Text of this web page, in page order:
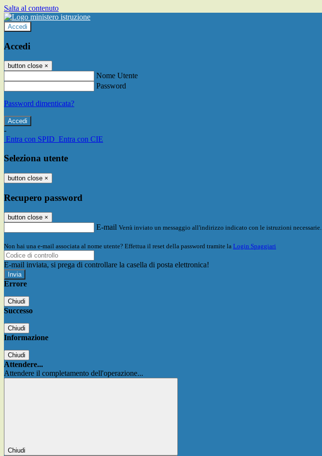
Salta al contenuto
Accedi
Accedi
button close ×
Nome Utente
Password
Password dimenticata?
-
Entra con SPID Entra con CIE
Seleziona utente
button close ×
Recupero password
button close ×
E-mail Verrà inviato un messaggio all'indirizzo indicato con le istruzioni necessarie.
Non hai una e-mail associata al nome utente? Effettua il reset della password tramite la Login Spaggiari
E-mail inviata, si prega di controllare la casella di posta elettronica!
Errore
Chiudi
Successo
Chiudi
Informazione
Chiudi
Attendere...
Attendere il completamento dell'operazione...
Chiudi